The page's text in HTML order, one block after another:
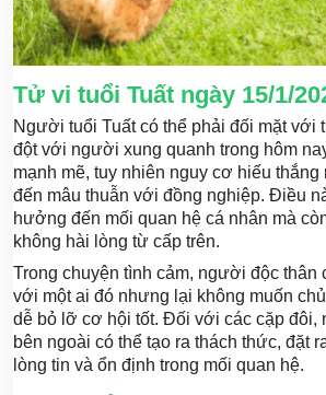
Tử vi tuổi Tuất ngày 15/1/
Người tuổi Tuất có thể phải đối mặt với
đột với người xung quanh trong hôm
mạnh mẽ, tuy nhiên nguy cơ hiếu thắng
đến mâu thuẫn với đồng nghiệp. Điều
hưởng đến mối quan hệ cá nhân mà
không hài lòng từ cấp trên.
Trong chuyện tình cảm, người độc thân
với một ai đó nhưng lại không muốn
dễ bỏ lỡ cơ hội tốt. Đối với các cặp đôi,
bên ngoài có thể tạo ra thách thức, đặt
lòng tin và ổn định trong mối quan hệ.